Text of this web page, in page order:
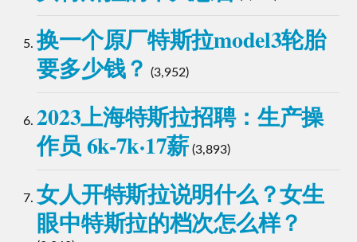
换一个原厂特斯拉model3轮胎
要多少钱？
(3,952)
2023上海特斯拉招聘：生产操
作员 6k-7k·17薪 (3,893)
女人开特斯拉说明什么？女生
眼中特斯拉的档次怎么样？